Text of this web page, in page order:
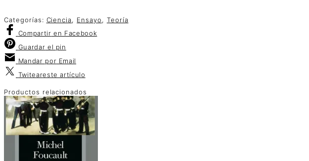
Categorías: Ciencia, Ensayo, Teoría
Compartir en Facebook
Guardar el pin
Mandar por Email
Twiteareste artículo
Productos relacionados